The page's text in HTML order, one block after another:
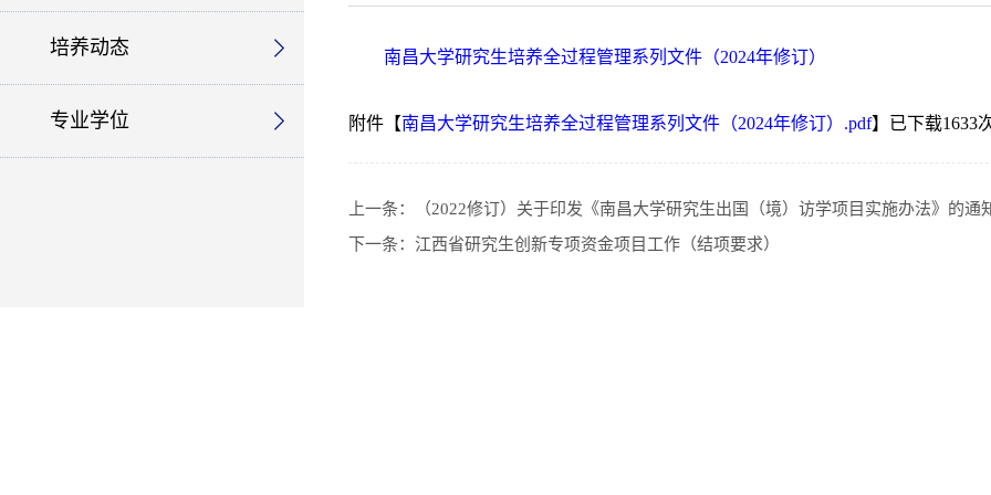
培养动态
专业学位
南昌大学研究生培养全过程管理系列文件（2024年修订）
附件【南昌大学研究生培养全过程管理系列文件（2024年修订）.pdf】已下载1633
上一条：
（2022修订）关于印发《南昌大学研究生出国（境）访学项目实施办法》的通
下一条： 江西省研究生创新专项资金项目工作（结项要求）